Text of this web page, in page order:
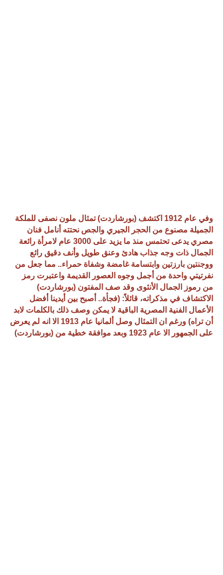
وفي عام 1912 اكتشف (بورشاردت) تمثال ملون نصفى للملكة
الجميلة مصنوع من الحجر الجيري والجص نحتته أنامل فنان
مصري يدعى تحتمس منذ ما يزيد على 3000 عام لامرأة رائعة
الجمال ذات وجه جذاب هادئ وعنق طويل وأنف دقيق رائع
ووجنتين بارزتين وابتسامة غامضة وشفاة حمراء.. مما جعل من
نفرتيتي واحدة من أجمل وجوه العصور القديمة واعتبرت رمز
من رموز الجمال الأنثوى وقد صف المفتون (بورشاردت)
الاكتشاف في مذكراته، قائلاً: (فجأة.. أصبح بين أيدينا أفضل
الأعمال الفنية المصرية الباقية لا يمكن وصف ذلك بالكلمات لابد
أن تراه) ورغم ان التمثال وصل ألمانيا عام 1913 الا انه لم يعرض
على الجمهور الا عام 1923 وبعد موافقة خطية من (بورشاردت)